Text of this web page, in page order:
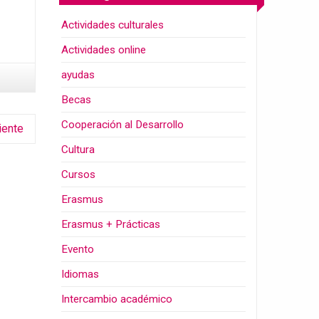
Actividades culturales
Actividades online
ayudas
Becas
Cooperación al Desarrollo
Cultura
Cursos
Erasmus
Erasmus + Prácticas
Evento
Idiomas
Intercambio académico